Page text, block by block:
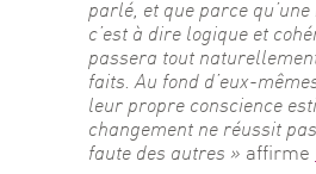
parlé, et que parce
c’est à dire logique et
passera tout
faits. Au fond d’eux-
leur propre conscience
changement ne réussit
faute des autres » affirme